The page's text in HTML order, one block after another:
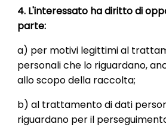
4. L'interessato ha diritto di
parte:
a) per motivi legittimi al
personali che lo riguardano,
allo scopo della raccolta;
b) al trattamento di dati
riguardano per il